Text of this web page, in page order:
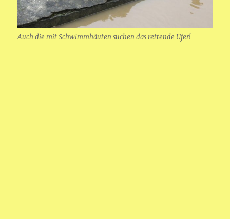
Auch die mit Schwimmhäuten suchen das rettende Ufer!